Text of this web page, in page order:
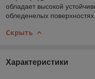
обладает высокой
обледенелых поверхностях.
Скрыть
Характеристики